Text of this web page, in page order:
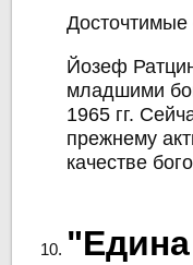
Досточтимые
Йозеф
младшими
1965 гг.
прежнему
качестве